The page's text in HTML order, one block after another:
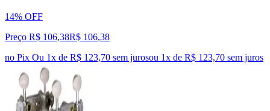
14% OFF
Preço R$ 106,38R$ 106,38
no Pix Ou 1x de R$ 123,70 sem jurosou 1x de R$ 123,70 sem juros